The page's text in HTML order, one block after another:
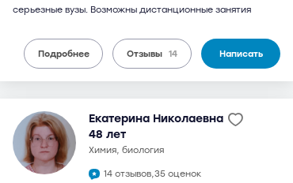
серьезные вузы. Возможны дистанционные занятия
Подробнее Отзывы 14 Написать
Екатерина Николаевна
48 лет
химия, биология
14 отзывов,35 оценок